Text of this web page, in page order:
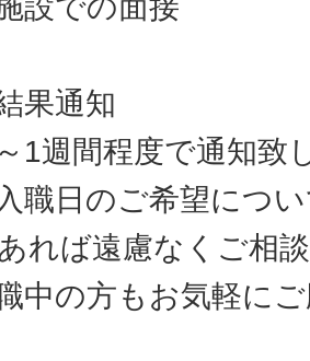
設での面接
果通知
1週間程度で通知致
職日のご希望につ
れば遠慮なくご相
中の方もお気軽に